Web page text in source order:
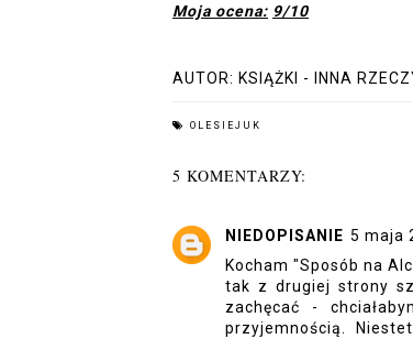
Moja ocena: 9/10
AUTOR: KSIĄŻKI - INNA
OLESIEJUK
5 KOMENTARZY:
NIEDOPISANIE 5 maja
Kocham "Sposób na
tak z drugiej strony
zachęcać -
przyjemnością.